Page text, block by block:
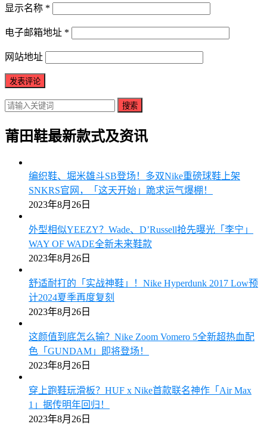
显示名称 *
电子邮箱地址 *
网站地址
搜索
莆田鞋最新款式及资讯
编织鞋、堀米雄斗SB登场！多双Nike重磅球鞋上架
SNKRS官网，「这天开始」跪求运气爆棚！
2023年8月26日
外型相似YEEZY？Wade、D’Russell抢先曝光「李宁」
WAY OF WADE全新未来鞋款
2023年8月26日
舒适耐打的「实战神鞋」！Nike Hyperdunk 2017 Low预
计2024夏季再度复刻
2023年8月26日
这颜值到底怎么输？Nike Zoom Vomero 5全新超热血配
色「GUNDAM」即将登场！
2023年8月26日
穿上跑鞋玩滑板？HUF x Nike首款联名神作「Air Max
1」据传明年回归！
2023年8月26日